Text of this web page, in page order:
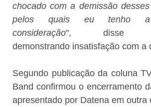
chocado com a demissão
pelos quais eu tenho
consideração", disse
demonstrando insatisfação com a
Segundo publicação da coluna
Band confirmou o encerramento
apresentado por Datena em outra